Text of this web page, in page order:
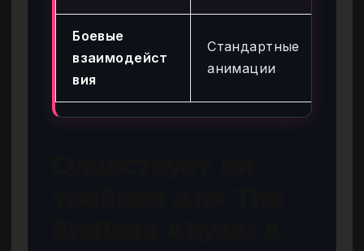
Боевые
взаимодейст
вия
Стандартные
анимации